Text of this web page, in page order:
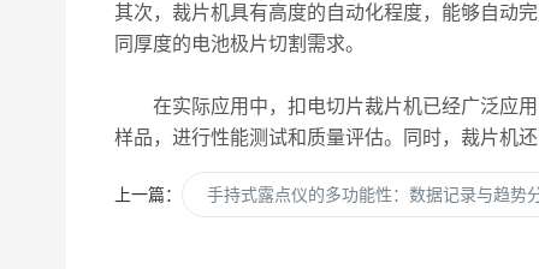
其次，裁片机具有高度的自动化程度，能够自动
同厚度的电池极片切割需求。
在实际应用中，扣电切片裁片机已经广泛应用
样品，进行性能测试和质量评估。同时，裁片机
上一篇： 手持式露点仪的多功能性：数据记录与趋势